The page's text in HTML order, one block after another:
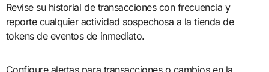
Revise su historial de transacciones con frecuencia y
reporte cualquier actividad sospechosa a la tienda de
tokens de eventos de inmediato.
Configure alertas para transacciones o cambios en la